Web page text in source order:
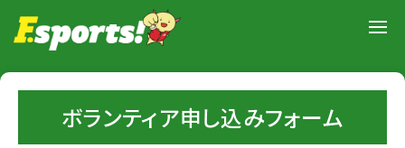
ボランティア申し込みフォーム